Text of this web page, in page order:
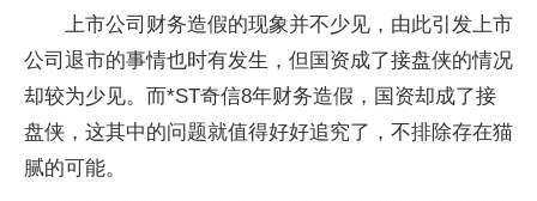
上市公司财务造假的现象并不少见，由此引发上市
公司退市的事情也时有发生，但国资成了接盘侠的情况
却较为少见。而*ST奇信8年财务造假，国资却成了接
盘侠，这其中的问题就值得好好追究了，不排除存在猫
腻的可能。